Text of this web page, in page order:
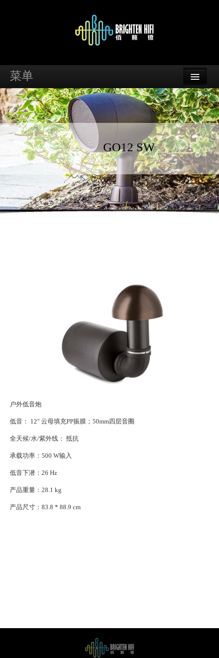
菜单
首页
品牌
资讯
案例
经销商查询
GO12 SW
户外低音炮
低音： 12" 云母填充PP振膜；50mm四层音圈
全天候/水/紫外线： 抵抗
承载功率：500 W输入
低音下潜：26 Hz
产品重量：28.1 kg
产品尺寸：83.8 * 88.9 cm